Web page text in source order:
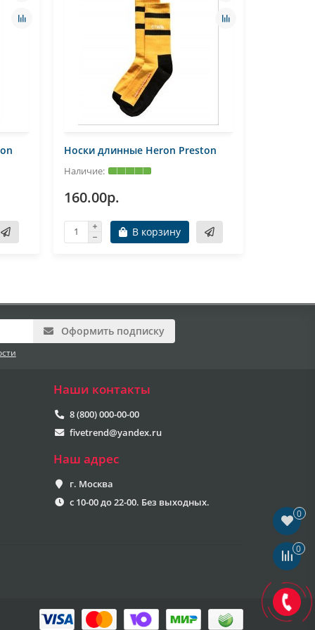
Носки длинные Heron Preston
160.00р.
В корзину
Оформить подписку
Наши контакты
8 (800) 000-00-00
fivetrend@yandex.ru
Наш адрес
г. Москва
с 10-00 до 22-00. Без выходных.
0
0